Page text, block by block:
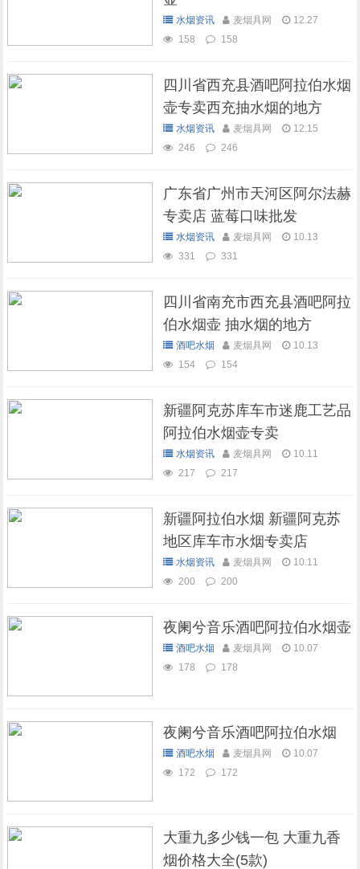
水烟资讯 麦烟具网
12.27
158
158
四川省西充县酒吧阿拉伯水烟
壶专卖西充抽水烟的地方
水烟资讯 麦烟具网
12.15
246
246
广东省广州市天河区阿尔法赫
专卖店 蓝莓口味批发
水烟资讯 麦烟具网
10.13
331
331
四川省南充市西充县酒吧阿拉
伯水烟壶 抽水烟的地方
酒吧水烟 麦烟具网
10.13
154
154
新疆阿克苏库车市迷鹿工艺品
阿拉伯水烟壶专卖
水烟资讯 麦烟具网
10.11
217
217
新疆阿拉伯水烟 新疆阿克苏
地区库车市水烟专卖店
水烟资讯 麦烟具网
10.11
200
200
夜阑兮音乐酒吧阿拉伯水烟壶
酒吧水烟 麦烟具网
10.07
178
178
夜阑兮音乐酒吧阿拉伯水烟
酒吧水烟 麦烟具网
10.07
172
172
大重九多少钱一包 大重九香
烟价格大全(5款)